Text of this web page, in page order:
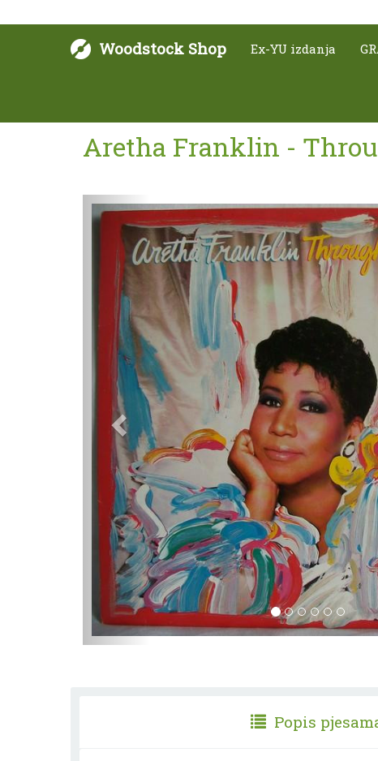
Woodstock Shop Ex-YU izdanja
Aretha Franklin -
Sljedeće
Popis